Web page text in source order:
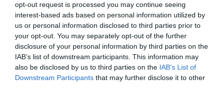
opt-out request is processed you may continue seeing
interest-based ads based on personal information utilized by
us or personal information disclosed to third parties prior to
your opt-out. You may separately opt-out of the further
disclosure of your personal information by third parties on the
IAB’s list of downstream participants. This information may
also be disclosed by us to third parties on the IAB’s List of
Downstream Participants that may further disclose it to other
crash malaysia airlines
LIRE AUSSI